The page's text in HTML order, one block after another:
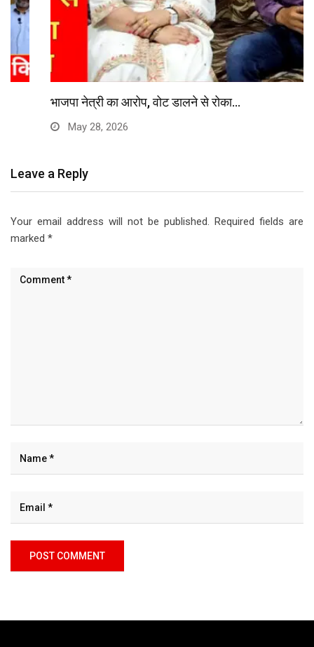
भाजपा नेत्री का आरोप, वोट डालने से रोका…
May 28, 2026
Leave a Reply
Your email address will not be published. Required fields are
marked *